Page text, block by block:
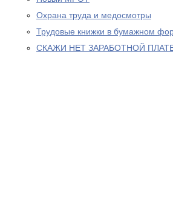
Охрана труда и медосмотры
Трудовые книжки в бумажном
СКАЖИ НЕТ ЗАРАБОТНОЙ